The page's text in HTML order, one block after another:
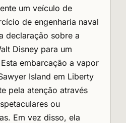
um veículo de
de engenharia naval
declaração sobre a
Disney para um
embarcação a vapor
Island em Liberty
pela atenção através
ou
Em vez disso, ela